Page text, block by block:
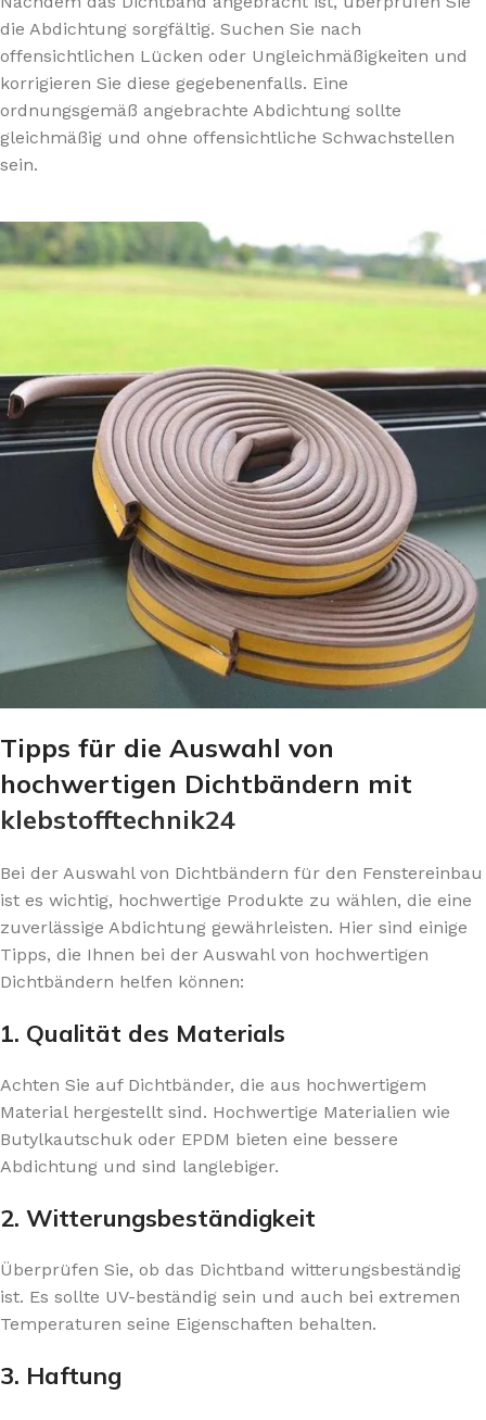
die Abdichtung sorgfältig. Suchen Sie nach
offensichtlichen Lücken oder Ungleichmäßigkeiten und
korrigieren Sie diese gegebenenfalls. Eine
ordnungsgemäß angebrachte Abdichtung sollte
gleichmäßig und ohne offensichtliche Schwachstellen
sein.
Tipps für die Auswahl von
hochwertigen Dichtbändern mit
klebstofftechnik24
Bei der Auswahl von Dichtbändern für den Fenstereinbau
ist es wichtig, hochwertige Produkte zu wählen, die eine
zuverlässige Abdichtung gewährleisten. Hier sind einige
Tipps, die Ihnen bei der Auswahl von hochwertigen
Dichtbändern helfen können:
1. Qualität des Materials
Achten Sie auf Dichtbänder, die aus hochwertigem
Material hergestellt sind. Hochwertige Materialien wie
Butylkautschuk oder EPDM bieten eine bessere
Abdichtung und sind langlebiger.
2. Witterungsbeständigkeit
Überprüfen Sie, ob das Dichtband witterungsbeständig
ist. Es sollte UV-beständig sein und auch bei extremen
Temperaturen seine Eigenschaften behalten.
3. Haftung